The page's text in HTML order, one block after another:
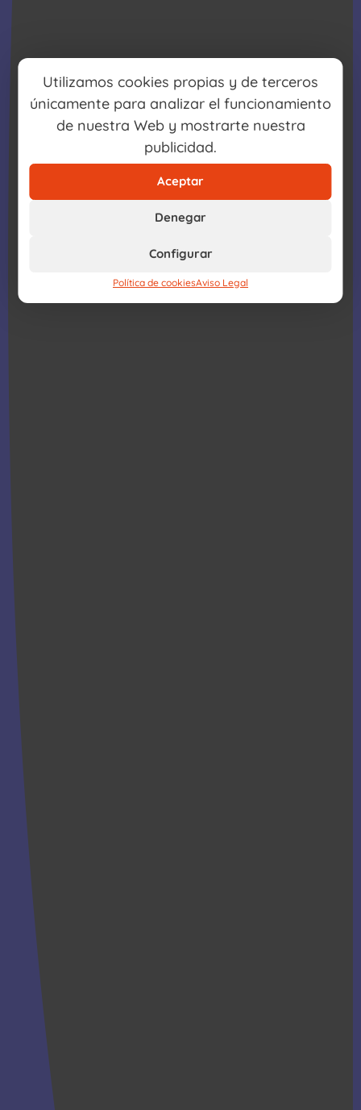
Utilizamos cookies propias y de terceros
únicamente para analizar el funcionamiento
de nuestra Web y mostrarte nuestra
publicidad.
Aceptar
Denegar
Configurar
Política de cookiesAviso Legal